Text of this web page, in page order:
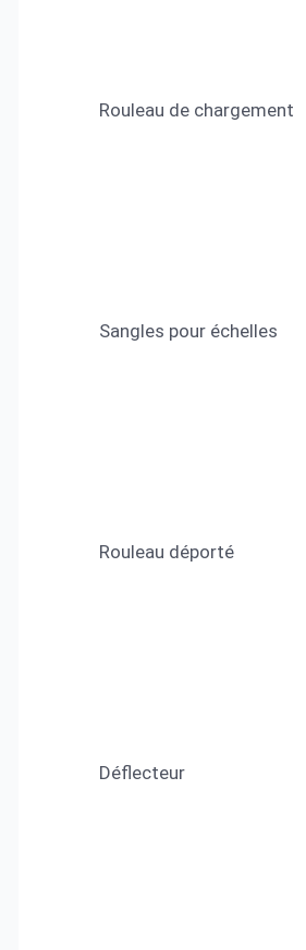
Rouleau de chargement
Sangles pour échelles
Rouleau déporté
Déflecteur